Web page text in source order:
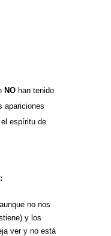
NO han tenido
apariciones
espíritu de
no nos
y los
ver y no está